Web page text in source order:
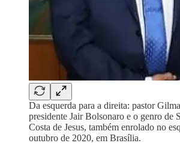
Da esquerda para a direita: pastor
presidente Jair Bolsonaro e o genro de
Costa de Jesus, também enrolado no
outubro de 2020, em Brasília.